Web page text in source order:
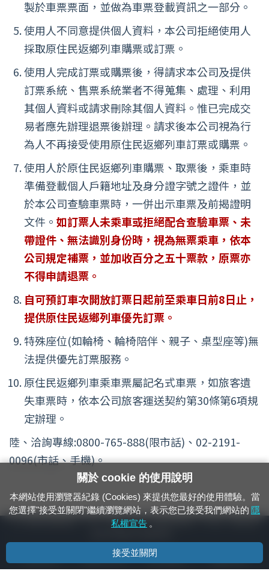
製於車票票面，並做為車票登載資訊之一部分。
使用人不同意提供個人資料，本公司拒絕使用人
採取原住民返鄉列車購票或訂票。
使用人完成訂票或購票後，得請求本公司及提供
訂票系統、售票系統業者不得蒐集、處理、利用
其個人資料或請求刪除其個人資料。惟已完成交
易者應先辦理退票後辦理。請求後本公司視為行
為人不再接受使用原住民返鄉列車訂票或購票。
使用人於原住民返鄉列車購票、取票後，乘車時
準備登載個人戶籍地址及身分證字號之證件，並
於本公司查驗車票時，一併出示車票及前揭證明
文件。 如訂票人未乘車或拒絕配合查驗車票、未
帶證件、無法識別身份時，視為無票乘車，依本
公司規定補票，並加收百分之五十票款，原票亦
不得申請退票。
自可預訂車次開放訂票日起前至乘車日前8日止，
提供原住民返鄉列車優先訂票。
特殊座位(如輪椅、輪椅陪伴、親子、桌型座等)無
法提供優先訂票服務。
原住民返鄉列車乘車票屬記名式車票，如旅客遺
失車票時，依本公司旅客運送契約第30條第6項規
定辦理。
陸、洽詢專線:0800-765-888(限市話)、02-2191-
0096(市話、手機)。
24小時緊急通報電話：1933（市話、手機，僅限發現軌道、平交道、橋樑及隧
資通安全政策 著作權聲明
關於 cookie 的使用說明
本網站使用瀏覽器紀錄 (Cookies) 來提供您最好的使用體驗。當
您選擇"接受並關閉"繼續瀏覽網站，表示您已接受我們網站的 隱
私權宣告 。
接受並關閉